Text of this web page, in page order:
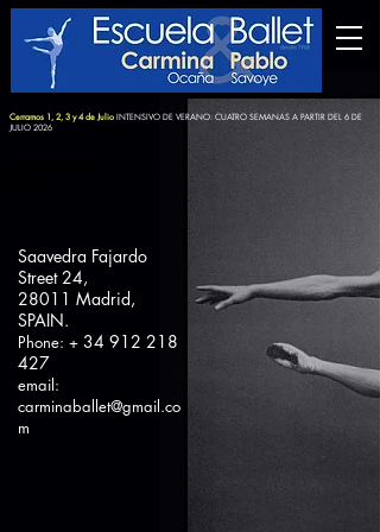
Cerramos 1, 2, 3 y 4 de Julio INTENSIVO DE VERANO: CUATRO SEMANAS A PARTIR DEL 6 DE
JULIO 2026
Saavedra Fajardo
Street 24,
28011 Madrid,
SPAIN.
Phone: + 34 912 218
427
email:
carminaballet@gmail.co
m